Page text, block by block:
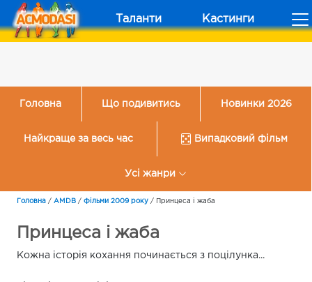
Таланти Кастинги
Головна Що подивитись Новинки 2026
Найкраще за весь час Випадковий фільм
Усі жанри
Головна / AMDB / Фільми 2009 року / Принцеса і жаба
Принцеса і жаба
Кожна історія кохання починається з поцілунка...